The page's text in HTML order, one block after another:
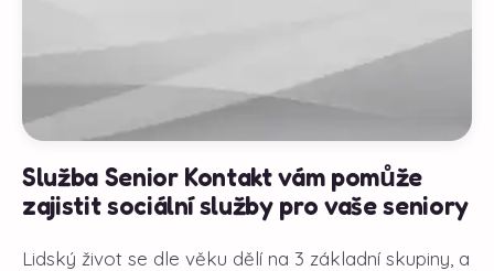
Služba Senior Kontakt vám pomůže
zajistit sociální služby pro vaše seniory
Lidský život se dle věku dělí na 3 základní skupiny, a